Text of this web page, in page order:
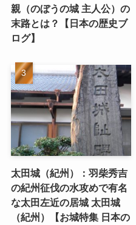
親（のぼうの城 主人公）の
末路とは？【日本の歴史ブ
ログ】
太田城（紀州）：羽柴秀吉
の紀州征伐の水攻めで有名
な太田左近の居城 太田城
（紀州）【お城特集 日本の